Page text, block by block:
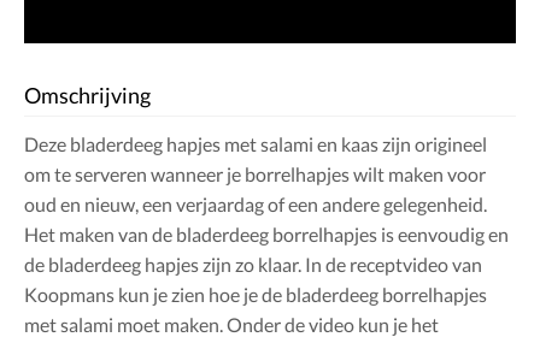
Omschrijving
Deze bladerdeeg hapjes met salami en kaas zijn origineel
om te serveren wanneer je borrelhapjes wilt maken voor
oud en nieuw, een verjaardag of een andere gelegenheid.
Het maken van de bladerdeeg borrelhapjes is eenvoudig en
de bladerdeeg hapjes zijn zo klaar. In de receptvideo van
Koopmans kun je zien hoe je de bladerdeeg borrelhapjes
met salami moet maken. Onder de video kun je het